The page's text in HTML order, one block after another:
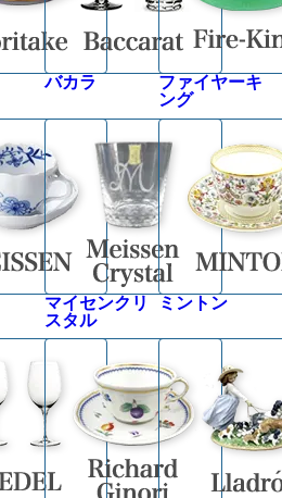
バカラ
ファイヤーキ
ング
マイセンクリ
スタル
ミントン